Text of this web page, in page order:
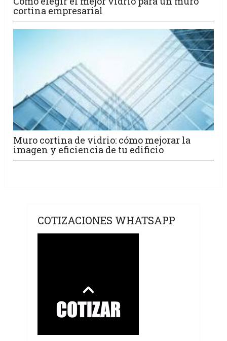
cortina empresarial
Muro cortina de vidrio: cómo mejorar la
imagen y eficiencia de tu edificio
COTIZACIONES WHATSAPP